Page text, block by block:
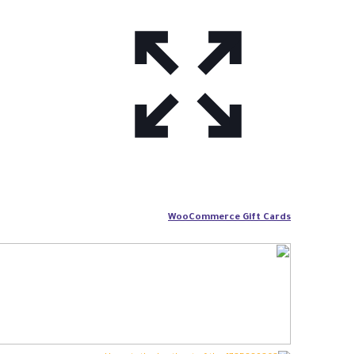
WooCommerce Gift Cards